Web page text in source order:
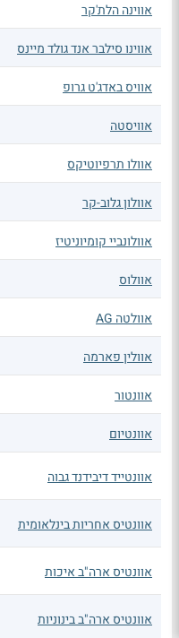
אווינה הלת'קר
אווינו סילבר אנד גולד מיינס
אוויס באדג'ט גרופ
אוויסטה
אוולו תרפיוטיקס
אוולון גלוב-קר
אוולונביי קומיוניטיז
אוולוס
אוולטה AG
אוולין פארמה
אוונטור
אוונטיום
אוונטייד דיבידנד גבוה
אוונטיס אחריות בינלאומית
אוונטיס ארה"ב איכות
אוונטיס ארה"ב בינוניות